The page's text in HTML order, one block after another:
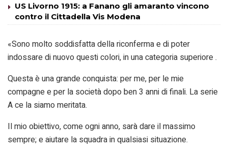
US Livorno 1915: a Fanano gli amaranto vincono
contro il Cittadella Vis Modena
«Sono molto soddisfatta della riconferma e di poter
indossare di nuovo questi colori, in una categoria superiore .
Questa è una grande conquista: per me, per le mie
compagne e per la società dopo ben 3 anni di finali. La serie
A ce la siamo meritata.
Il mio obiettivo, come ogni anno, sarà dare il massimo
sempre; e aiutare la squadra in qualsiasi situazione.